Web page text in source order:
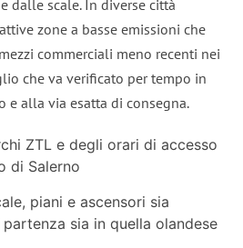
dalle scale. In diverse città
zone a basse emissioni che
commerciali meno recenti nei
che va verificato per tempo in
e alla via esatta di consegna.
ZTL e degli orari di accesso
di Salerno
piani e ascensori sia
partenza sia in quella olandese